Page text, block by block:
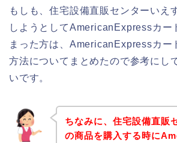
もしも、住宅設備直販センターいえ
しようとしてAmericanExpressカー
まった方は、AmericanExpressカー
方法についてまとめたので参考にし
いです。
ちなみに、住宅設備直販
の商品を購入する時に